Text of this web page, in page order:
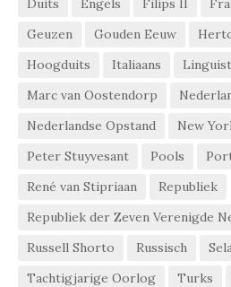
Duits
Engels Filips II
Geuzen
Gouden Eeuw
Hoogduits
Italiaans
Marc van Oostendorp
Nederlandse Opstand
New
Peter Stuyvesant
Pools
René van Stipriaan
Republiek
Republiek der Zeven Verenigde
Russell Shorto
Russisch
Tachtigjarige Oorlog
Turks